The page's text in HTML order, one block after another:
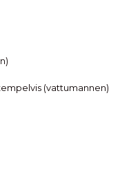
(vattumannen)